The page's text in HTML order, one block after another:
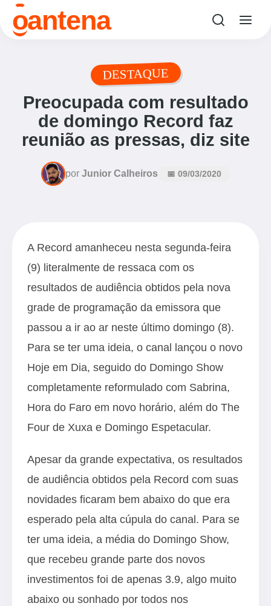
oantena
DESTAQUE
Preocupada com resultado
de domingo Record faz
reunião as pressas, diz site
por Junior Calheiros 📅 09/03/2020
A Record amanheceu nesta segunda-feira
(9) literalmente de ressaca com os
resultados de audiência obtidos pela nova
grade de programação da emissora que
passou a ir ao ar neste último domingo (8).
Para se ter uma ideia, o canal lançou o novo
Hoje em Dia, seguido do Domingo Show
completamente reformulado com Sabrina,
Hora do Faro em novo horário, além do The
Four de Xuxa e Domingo Espetacular.
Apesar da grande expectativa, os resultados
de audiência obtidos pela Record com suas
novidades ficaram bem abaixo do que era
esperado pela alta cúpula do canal. Para se
ter uma ideia, a média do Domingo Show,
que recebeu grande parte dos novos
investimentos foi de apenas 3.9, algo muito
abaixo ou sonhado por todos nos